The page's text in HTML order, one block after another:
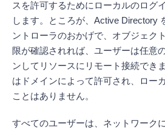
スを許可するためにローカルのログ
します。ところが、Active Directory
ントローラのおかげで、オブジェク
限が確認されれば、ユーザーは任意
ンしてリソースにリモート接続でき
はドメインによって許可され、ロー
ことはありません。
すべてのユーザーは、ネットワーク